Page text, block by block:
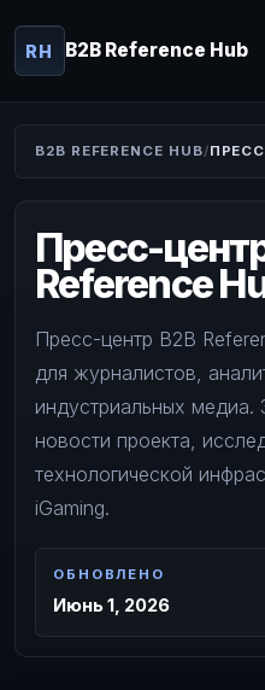
RH B2B Reference Hub
B2B REFERENCE HUB ПРЕСС
Пресс-
Reference
Пресс-центр B2B
для журналистов,
индустриальных медиа.
новости проекта,
технологической
iGaming.
ОБНОВЛЕНО
Июнь 1, 2026